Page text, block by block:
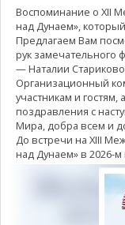
Воспоминание о XII
над Дунаем»,
Предлагаем Вам
рук замечательного
— Наталии
Организационный
участникам и
поздравления с
Мира, добра всем и
До встречи на XIII
над Дунаем» в 2026-м